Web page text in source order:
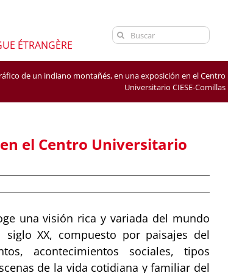
ÉTRANGÈRE
Search
for:
de un indiano montañés, en una exposición en el Centro
Universitario CIESE-Comillas
el Centro Universitario
una visión rica y variada del mundo
XX, compuesto por paisajes del
acontecimientos sociales, tipos
de la vida cotidiana y familiar del